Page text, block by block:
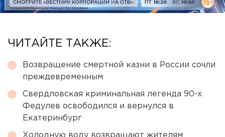
ЧИТАЙТЕ ТАКЖЕ:
Возвращение смертной казни в России сочли
преждевременным
Свердловская криминальная легенда 90-х
Федулев освободился и вернулся в
Екатеринбург
Холодную воду возвращают жителям